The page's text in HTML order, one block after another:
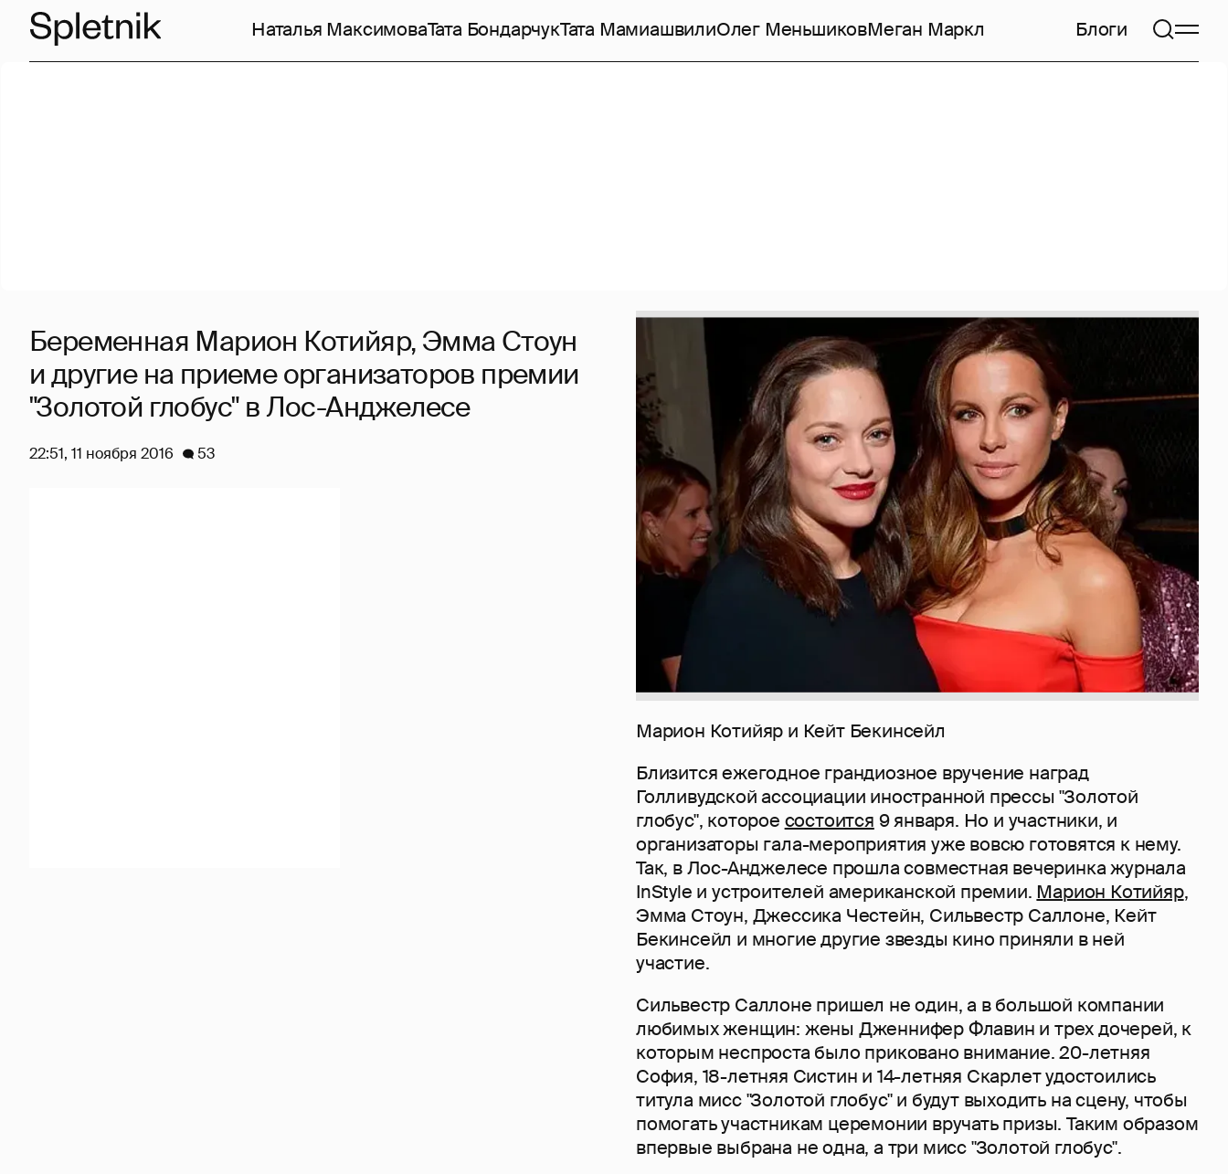
Наталья МаксимоваТата БондарчукТата МамиашвилиОлег МеньшиковМеган Маркл Блоги
Марион Котийяр и Кейт Бекинсейл
Близится ежегодное грандиозное вручение наград
Голливудской ассоциации иностранной прессы "Золотой
глобус", которое состоится 9 января. Но и участники, и
организаторы гала-мероприятия уже вовсю готовятся к нему.
Так, в Лос-Анджелесе прошла совместная вечеринка журнала
InStyle и устроителей американской премии. Марион Котийяр,
Эмма Стоун, Джессика Честейн, Сильвестр Саллоне, Кейт
Бекинсейл и многие другие звезды кино приняли в ней
участие.
Сильвестр Саллоне пришел не один, а в большой компании
любимых женщин: жены Дженнифер Флавин и трех дочерей, к
которым неспроста было приковано внимание. 20-летняя
София, 18-летняя Систин и 14-летняя Скарлет удостоились
титула мисс "Золотой глобус" и будут выходить на сцену, чтобы
помогать участникам церемонии вручать призы. Таким образом
впервые выбрана не одна, а три мисс "Золотой глобус".
Беременная Марион Котийяр, Эмма Стоун
и другие на приеме организаторов премии
"Золотой глобус" в Лос-Анджелесе
22:51, 11 ноября 2016 53